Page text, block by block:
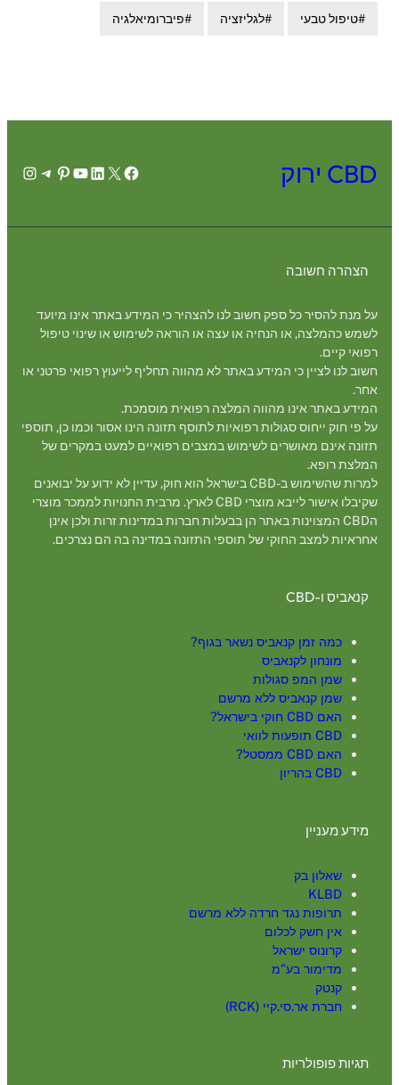
טיפול טבעי לגליזציה פיברומיאלגיה
CBD ירוק Facebook
X
LinkedIn
YouTube
Pinterest
הצהרה חשובה
על מנת להסיר כל ספק חשוב לנו להצהיר כי המידע באתר אינו מיועד
לשמש כהמלצה, או הנחיה או עצה או הוראה לשימוש או שינוי טיפול
רפואי קיים.
חשוב לנו לציין כי המידע באתר לא מהווה תחליף לייעוץ רפואי פרטני או
אחר.
המידע באתר אינו מהווה המלצה רפואית מוסמכת.
על פי חוק ייחוס סגולות רפואיות לתוסף תזונה הינו אסור וכמו כן, תוספי
תזונה אינם מאושרים לשימוש במצבים רפואיים למעט במקרים של
המלצת רופא.
למרות שהשימוש ב-CBD בישראל הוא חוק, עדיין לא ידוע על יבואנים
שקיבלו אישור לייבא מוצרי CBD לארץ. מרבית החנויות לממכר מוצרי
הCBD המצוינות באתר הן בבעלות חברות במדינות זרות ולכן אינן
אחראיות למצב החוקי של תוספי התזונה במדינה בה הם נצרכים.
קנאביס ו-CBD
כמה זמן קנאביס נשאר בגוף?
מונחון לקנאביס
שמן המפ סגולות
שמן קנאביס ללא מרשם
האם CBD חוקי בישראל?
CBD תופעות לוואי
האם CBD ממסטל?
CBD בהריון
מידע מעניין
שאלון בק
KLBD
תרופות נגד חרדה ללא מרשם
אין חשק לכלום
קרונוס ישראל
מדימור בע”מ
קנטק
חברת אר.סי.קיי (RCK)
תגיות פופולריות